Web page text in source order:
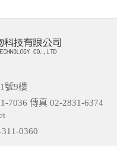
號9樓
7036 傳真 02-2831-6374
0360